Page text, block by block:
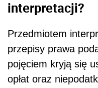
interpretacji?
Przedmiotem
przepisy prawa
pojęciem kryją się
opłat oraz